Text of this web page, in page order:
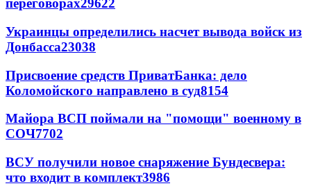
переговорах29622
Украинцы определились насчет вывода войск из
Донбасса23038
Присвоение средств ПриватБанка: дело
Коломойского направлено в суд8154
Майора ВСП поймали на "помощи" военному в
СОЧ7702
ВСУ получили новое снаряжение Бундесвера:
что входит в комплект3986